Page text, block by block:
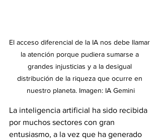
El acceso diferencial de la IA nos debe llamar
la atención porque pudiera sumarse a
grandes injusticias y a la desigual
distribución de la riqueza que ocurre en
nuestro planeta. Imagen: IA Gemini
La inteligencia artificial ha sido recibida
por muchos sectores con gran
entusiasmo, a la vez que ha generado